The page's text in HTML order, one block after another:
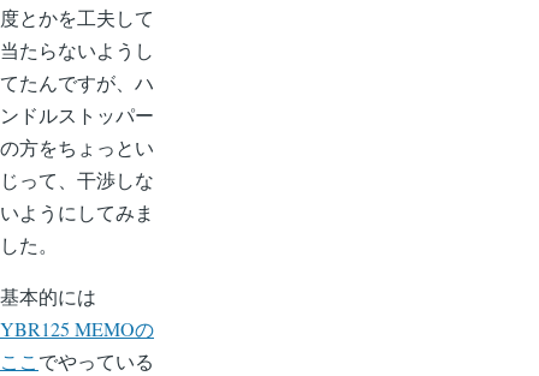
度とかを工夫して
当たらないようし
てたんですが、ハ
ンドルストッパー
の方をちょっとい
じって、干渉しな
いようにしてみま
した。
基本的には
YBR125 MEMOの
ここでやっている